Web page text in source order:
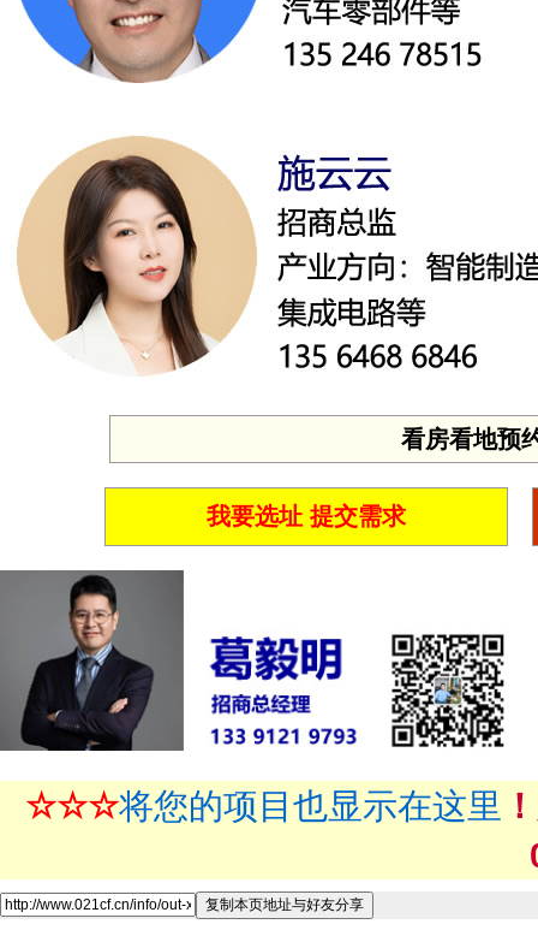
看房看地预
我要选址 提交需求
☆☆☆将您的项目也显示在这里